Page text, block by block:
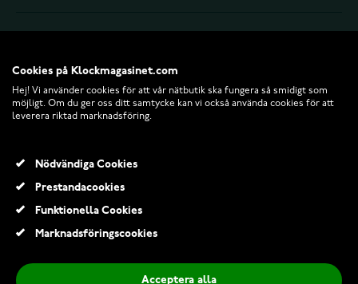
© 2026 Klockmagasinet.com
825,00 Kr
Cookies på Klockmagasinet.com
Hej! Vi använder cookies för att vår nätbutik ska fungera så smidigt som
möjligt. Om du ger oss ditt samtycke kan vi också använda cookies för att
leverera riktad marknadsföring.
Nödvändiga Cookies
Prestandacookies
Funktionella Cookies
Marknadsföringscookies
Acceptera alla